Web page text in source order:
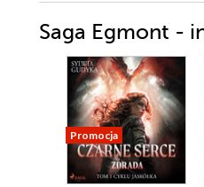
Saga Egmont -
Promocja